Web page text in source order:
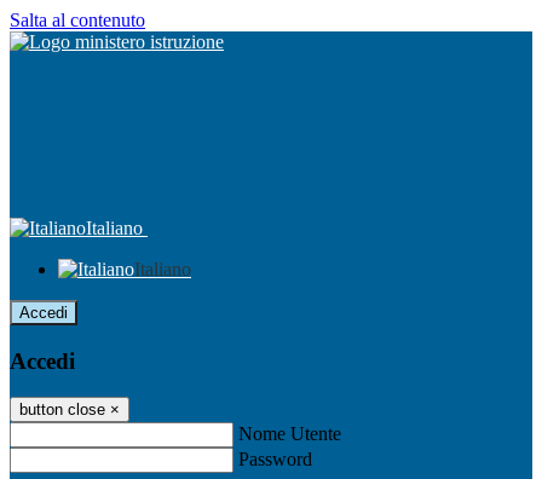
Salta al contenuto
Italiano
Italiano
Accedi
Accedi
button close ×
Nome Utente
Password